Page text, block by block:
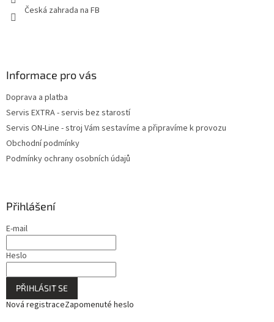
Česká zahrada na FB
Informace pro vás
Doprava a platba
Servis EXTRA - servis bez starostí
Servis ON-Line - stroj Vám sestavíme a připravíme k provozu
Obchodní podmínky
Podmínky ochrany osobních údajů
Přihlášení
E-mail
Heslo
PŘIHLÁSIT SE
Nová registraceZapomenuté heslo